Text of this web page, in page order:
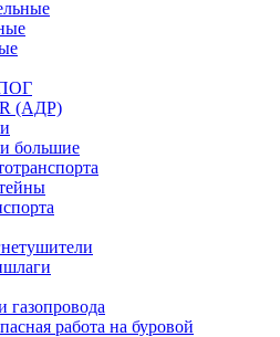
(АДР)
большие
газопровода
работа на буровой